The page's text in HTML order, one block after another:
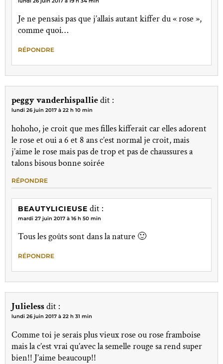
Je ne pensais pas que j’allais autant kiffer du « rose »,
comme quoi…
RÉPONDRE
peggy vanderhispalliedit :
lundi 26 juin 2017 à 22 h 10 min
hohoho, je croit que mes filles kifferait car elles adorent
le rose et oui a 6 et 8 ans c’est normal je croit, mais
j’aime le rose mais pas de trop et pas de chaussures a
talons bisous bonne soirée
RÉPONDRE
BEAUTYLICIEUSE dit :
mardi 27 juin 2017 à 16 h 50 min
Tous les goûts sont dans la nature 🙂
RÉPONDRE
Julielessdit :
lundi 26 juin 2017 à 22 h 31 min
Comme toi je serais plus vieux rose ou rose framboise
mais la c’est vrai qu’avec la semelle rouge sa rend super
bien!! J’aime beaucoup!!